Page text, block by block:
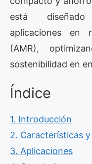
está
aplicaciones en
(AMR),
sostenibilidad en
Índice
1. Introducción
2. Características
3. Aplicaciones